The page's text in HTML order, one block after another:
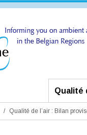
Qualité
Qualité de l’air : Bilan